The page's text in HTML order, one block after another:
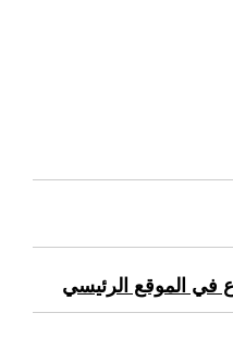
في الموقع الرئيسي